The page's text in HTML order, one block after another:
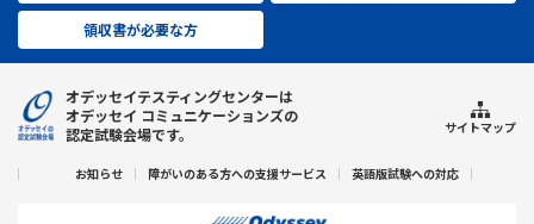
領収書が必要な方
オデッセイテスティングセンターは
オデッセイ コミュニケーションズの
認定試験会場です。
お知らせ 障がいのある方への支援サービス 英語版試験への対応
サイトマップ